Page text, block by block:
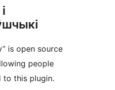
is open source
people
to this plugin.